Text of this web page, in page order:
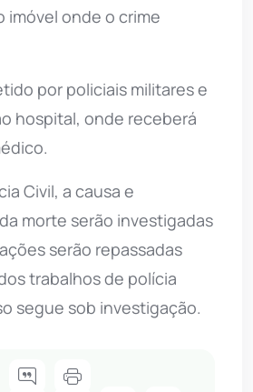
imóvel onde o crime
por policiais militares e
hospital, onde receberá
Civil, a causa e
morte serão investigadas
serão repassadas
trabalhos de polícia
segue sob investigação.